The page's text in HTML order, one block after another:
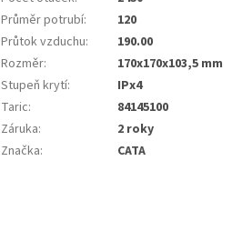
Průměr potrubí:
120
Průtok vzduchu:
190.00
Rozměr:
170x170x103,5 mm
Stupeň krytí:
IPx4
Taric:
84145100
Záruka:
2 roky
Značka: CATA